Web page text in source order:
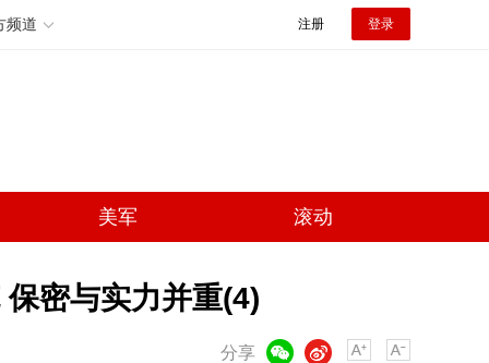
频道 注册 登录
美军 滚动
密与实力并重(4)
分享
微博